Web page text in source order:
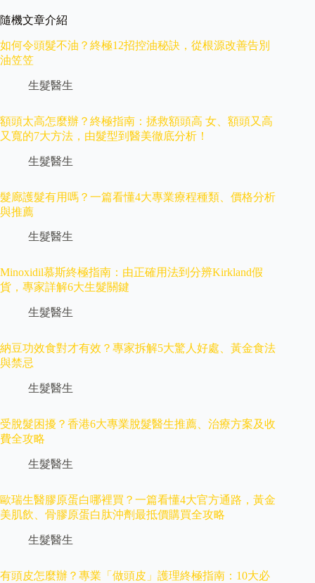
隨機文章介紹
如何令頭髮不油？終極12招控油秘訣，從根源改善告別
油笠笠
生髮醫生
額頭太高怎麼辦？終極指南：拯救額頭高 女、額頭又高
又寬的7大方法，由髮型到醫美徹底分析！
生髮醫生
髮廊護髮有用嗎？一篇看懂4大專業療程種類、價格分析
與推薦
生髮醫生
Minoxidil慕斯終極指南：由正確用法到分辨Kirkland假
貨，專家詳解6大生髮關鍵
生髮醫生
納豆功效食對才有效？專家拆解5大驚人好處、黃金食法
與禁忌
生髮醫生
受脫髮困擾？香港6大專業脫髮醫生推薦、治療方案及收
費全攻略
生髮醫生
歐瑞生醫膠原蛋白哪裡買？一篇看懂4大官方通路，黃金
美肌飲、骨膠原蛋白肽沖劑最抵價購買全攻略
生髮醫生
有頭皮怎麼辦？專業「做頭皮」護理終極指南：10大必